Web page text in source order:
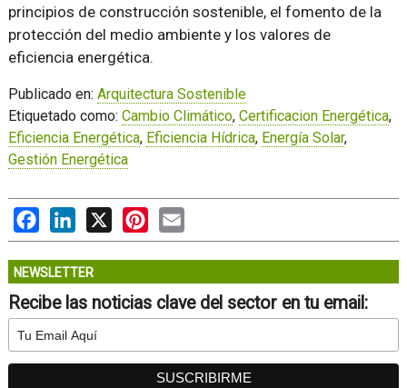
principios de construcción sostenible, el fomento de la
protección del medio ambiente y los valores de
eficiencia energética.
Publicado en: Arquitectura Sostenible
Etiquetado como: Cambio Climático, Certificacion Energética,
Eficiencia Energética, Eficiencia Hídrica, Energía Solar,
Gestión Energética
FacebookLinkedIn
X PinterestEmail
NEWSLETTER
Recibe las noticias clave del sector en tu email: